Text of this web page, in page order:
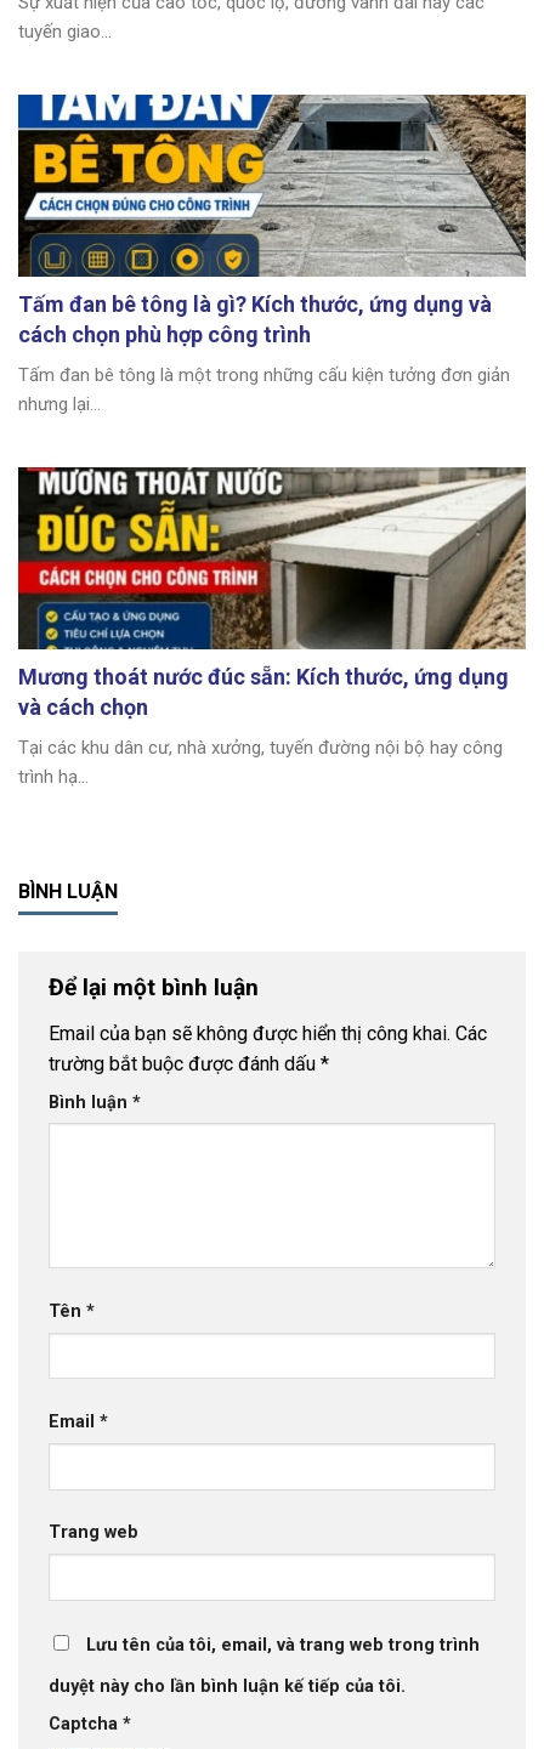
tuyến giao...
Tấm đan bê tông là gì? Kích thước, ứng dụng và
cách chọn phù hợp công trình
Tấm đan bê tông là một trong những cấu kiện tưởng đơn giản
nhưng lại...
Mương thoát nước đúc sẵn: Kích thước, ứng dụng
và cách chọn
Tại các khu dân cư, nhà xưởng, tuyến đường nội bộ hay công
trình hạ...
BÌNH LUẬN
Để lại một bình luận
Email của bạn sẽ không được hiển thị công khai. Các
trường bắt buộc được đánh dấu *
Bình luận *
Tên *
Email *
Trang web
Lưu tên của tôi, email, và trang web trong trình
duyệt này cho lần bình luận kế tiếp của tôi.
Captcha *